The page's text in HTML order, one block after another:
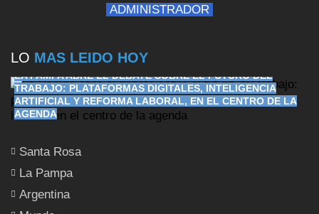
ADMINISTRADOR
LO MAS LEIDO HOY
LA PAMPA ABRE EL DEBATE SOBRE EL FUTURO DEL
TRABAJO: PLATAFORMAS DIGITALES, INTELIGENCIA
ARTIFICIAL Y REFORMA LABORAL, EN EL CENTRO DE LA
AGENDA
Santa Rosa
La Pampa
Argentina